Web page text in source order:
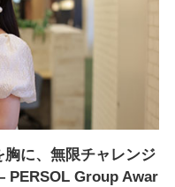
胸に、無限チャレンジ
Group Awar